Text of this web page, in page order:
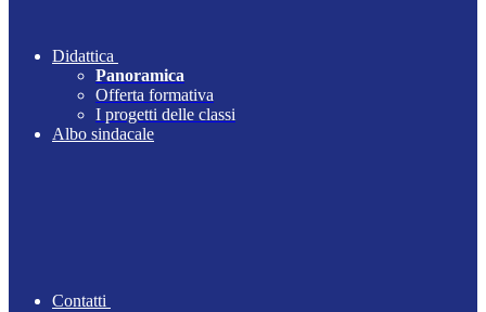
Didattica
Panoramica
Offerta formativa
I progetti delle classi
Albo sindacale
Contatti